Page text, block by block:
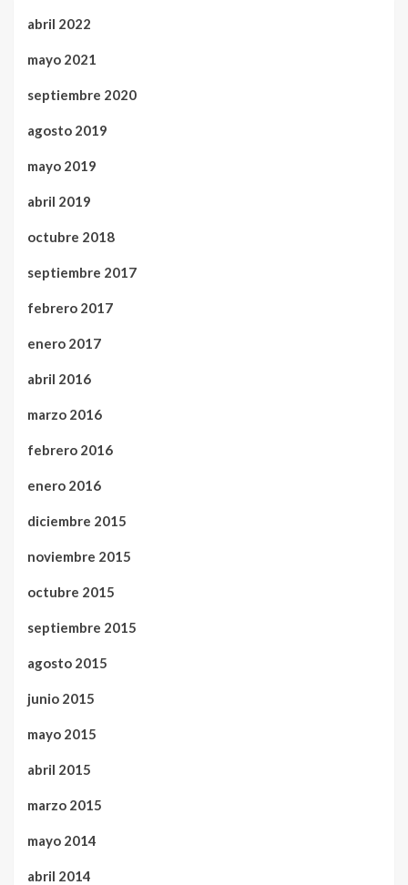
abril 2022
mayo 2021
septiembre 2020
agosto 2019
mayo 2019
abril 2019
octubre 2018
septiembre 2017
febrero 2017
enero 2017
abril 2016
marzo 2016
febrero 2016
enero 2016
diciembre 2015
noviembre 2015
octubre 2015
septiembre 2015
agosto 2015
junio 2015
mayo 2015
abril 2015
marzo 2015
mayo 2014
abril 2014